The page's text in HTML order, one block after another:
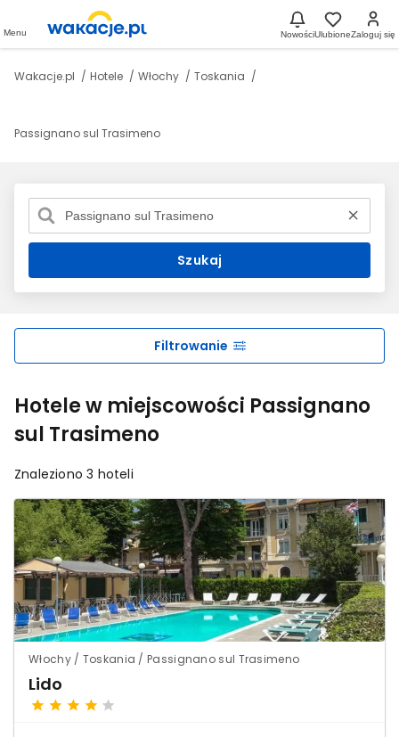
Menu NowościUlubioneZaloguj się
Wakacje.pl Hotele Włochy Toskania
Passignano sul Trasimeno
Szukaj
Hotele w miejscowości Passignano
sul Trasimeno
Filtrowanie
Znaleziono 3 hoteli
Włochy / Toskania / Passignano sul Trasimeno
Lido